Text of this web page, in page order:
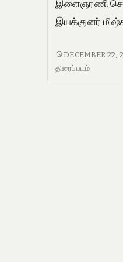
இளைஞரணி
இயக்குனர்
இளைஞரணி
செயலர்
DECEMBER 22,
திரைப்படம்